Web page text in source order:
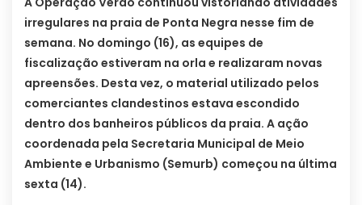
irregulares na praia de Ponta Negra nesse fim de
semana. No domingo (16), as equipes de
fiscalização estiveram na orla e realizaram novas
apreensões. Desta vez, o material utilizado pelos
comerciantes clandestinos estava escondido
dentro dos banheiros públicos da praia. A ação
coordenada pela Secretaria Municipal de Meio
Ambiente e Urbanismo (Semurb) começou na última
sexta (14).